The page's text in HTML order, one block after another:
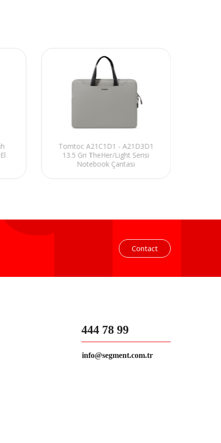
Tomtoc A21C1D1 - A21D3D1
13.5 Gri TheHer/Light Serisi
Notebook Çantası
Contact
444 78 99
info@segment.com.tr